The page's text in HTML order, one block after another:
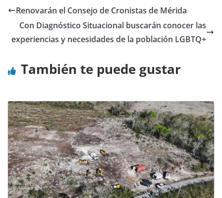
Renovarán el Consejo de Cronistas de Mérida
Con Diagnóstico Situacional buscarán conocer las
experiencias y necesidades de la población LGBTQ+
También te puede gustar